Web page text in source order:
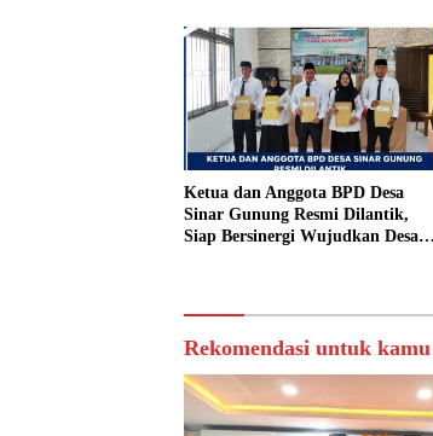
Ketua dan Anggota BPD Desa
Sinar Gunung Resmi Dilantik,
Siap Bersinergi Wujudkan Desa
Rekomendasi untuk kamu